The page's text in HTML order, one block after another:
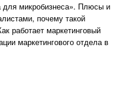
для микробизнеса». Плюсы и
почему такой
работает маркетинговый
маркетингового отдела в